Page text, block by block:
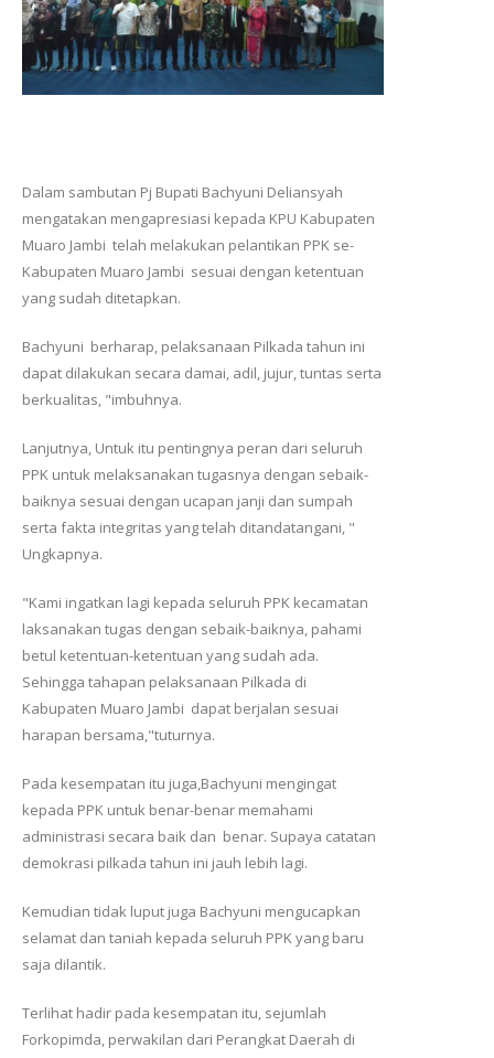
Dalam sambutan Pj Bupati Bachyuni Deliansyah
mengatakan mengapresiasi kepada KPU Kabupaten
Muaro Jambi telah melakukan pelantikan PPK se-
Kabupaten Muaro Jambi sesuai dengan ketentuan
yang sudah ditetapkan.
Bachyuni berharap, pelaksanaan Pilkada tahun ini
dapat dilakukan secara damai, adil, jujur, tuntas serta
berkualitas, "imbuhnya.
Lanjutnya, Untuk itu pentingnya peran dari seluruh
PPK untuk melaksanakan tugasnya dengan sebaik-
baiknya sesuai dengan ucapan janji dan sumpah
serta fakta integritas yang telah ditandatangani, "
Ungkapnya.
"Kami ingatkan lagi kepada seluruh PPK kecamatan
laksanakan tugas dengan sebaik-baiknya, pahami
betul ketentuan-ketentuan yang sudah ada.
Sehingga tahapan pelaksanaan Pilkada di
Kabupaten Muaro Jambi dapat berjalan sesuai
harapan bersama,"tuturnya.
Pada kesempatan itu juga,Bachyuni mengingat
kepada PPK untuk benar-benar memahami
administrasi secara baik dan benar. Supaya catatan
demokrasi pilkada tahun ini jauh lebih lagi.
Kemudian tidak luput juga Bachyuni mengucapkan
selamat dan taniah kepada seluruh PPK yang baru
saja dilantik.
Terlihat hadir pada kesempatan itu, sejumlah
Forkopimda, perwakilan dari Perangkat Daerah di